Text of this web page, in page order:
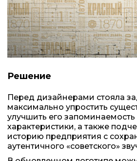
Решение
Перед дизайнерами стояла
максимально упростить
улучшить его
характеристики, а также
историю предприятия с
аутентичного «советского»